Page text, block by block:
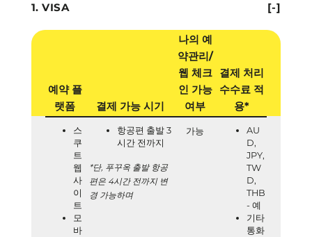
VISA [-]
예약 플
랫폼
결제 가능 시기
나의 예
약관리/
웹 체크
인 가능
여부
결제 처리
수수료 적
용*
스
쿠
트
웹
사
이
트
모
바
항공편 출발 3
시간 전까지
*단, 푸꾸옥 출발 항공
편은 4시간 전까지 변
경 가능하며
가능
AU
D,
JPY,
TW
D,
THB
- 예
기타
통화